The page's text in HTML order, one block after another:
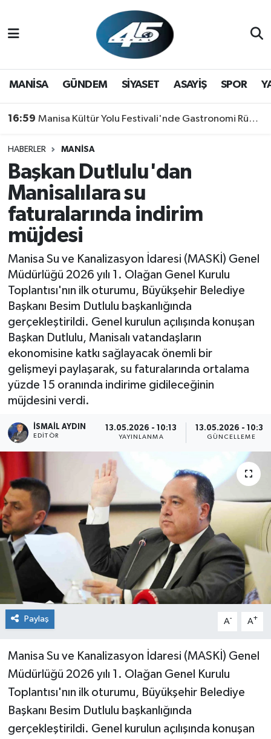
MANİSA GÜNDEM SİYASET ASAYİŞ SPOR
16:59 Manisa Kültür Yolu Festivali'nde Gastronomi Rüzgarı: Lezzetin Yıldızı "Manisa Kebabı" Oldu!
HABERLER MANİSA
Başkan Dutlulu'dan
Manisalılara su
faturalarında indirim
müjdesi
Manisa Su ve Kanalizasyon İdaresi (MASKİ) Genel
Müdürlüğü 2026 yılı 1. Olağan Genel Kurulu
Toplantısı'nın ilk oturumu, Büyükşehir Belediye
Başkanı Besim Dutlulu başkanlığında
gerçekleştirildi. Genel kurulun açılışında konuşan
Başkan Dutlulu, Manisalı vatandaşların
ekonomisine katkı sağlayacak önemli bir
gelişmeyi paylaşarak, su faturalarında ortalama
yüzde 15 oranında indirime gidileceğinin
müjdesini verdi.
İSMAIL AYDIN
EDITÖR
13.05.2026 - 10:13
YAYINLANMA
13.05.2026 - 10:31
GÜNCELLEME
Paylaş A- A+
Manisa Su ve Kanalizasyon İdaresi (MASKİ) Genel
Müdürlüğü 2026 yılı 1. Olağan Genel Kurulu
Toplantısı'nın ilk oturumu, Büyükşehir Belediye
Başkanı Besim Dutlulu başkanlığında
gerçekleştirildi. Genel kurulun açılışında konuşan
GÜNDEM
SPOR
YAŞAM
RESMİ REKLAM
Hava Durumu
Trafik Durumu
Son Dakika Haberleri
Haber Arşivi